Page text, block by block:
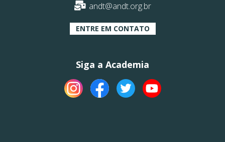
andt@andt.org.br
ENTRE EM CONTATO
Siga a Academia